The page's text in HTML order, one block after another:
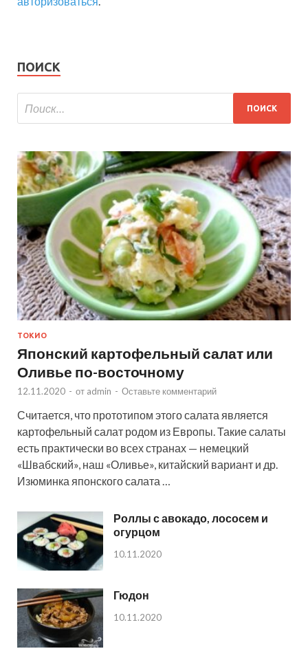
ПОИСК
ТОКИО
Японский картофельный салат или
Оливье по-восточному
12.11.2020 - от admin - Оставьте комментарий
Считается, что прототипом этого салата является
картофельный салат родом из Европы. Такие салаты
есть практически во всех странах — немецкий
«Швабский», наш «Оливье», китайский вариант и др.
Изюминка японского салата …
Роллы с авокадо, лососем и
огурцом
10.11.2020
Гюдон
10.11.2020